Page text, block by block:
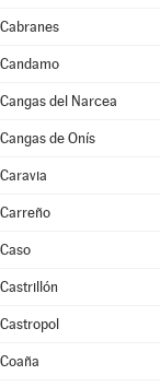
Cabranes
Candamo
Cangas del Narcea
Cangas de Onís
Caravia
Carreño
Caso
Castrillón
Castropol
Coaña